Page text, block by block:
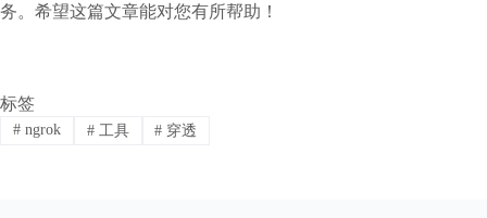
务。希望这篇文章能对您有所帮助！
标签
#ngrok #工具 # 穿透